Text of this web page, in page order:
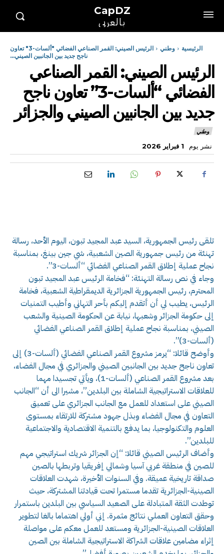
CapDZ
بالعربي
الرئيسية وطني
الرئيس الصيني: القمر الصناعي الفضائي "ألسات-3" تعاون
ناجح جديد بين الجانبين الصيني...
الرئيس الصيني: القمر الصناعي
الفضائي “ألسات-3” تعاون ناجح
جديد بين الجانبين الصيني والجزائر
وطني
نشر يوم 1 فبراير 2026
تلقى رئيس الجمهورية، السيد عبد المجيد تبون، اليوم الأحد، رسالة
تهنئة من رئيس جمهورية الصين الشعبية، شي جين بينغ، بمناسبة
نجاح عملية إطلاق القمر الصناعي الفضائي “ألسات-3”.
وجاء في نص رسالة التهنئة: “فخامة الرئيس عبد المجيد تبون
المحترم، رئيس الجمهورية الجزائرية الديمقراطية الشعبية، فخامة
الرئيس، يطيب لي أن أتقدم إليكم بأحر التهاني وأطيب التمنيات
إلى حكومة الجزائر وشعبها، نيابة عن الحكومة الصينية والشعب
الصيني، بمناسبة نجاح عملية إطلاق القمر الصناعي الفضائي
(ألسات-3)”.
وأوضح قائلا: “يرمز مشروع القمر الصناعي الفضائي (ألسات-3) إلى
تعاون ناجح جديد بين الجانبين الصيني والجزائري في مجال الفضاء،
بعد مشروع القمر الصناعي (ألسات-1)، ويأتي تجسيدا مهما
للعلاقات الاستراتيجية الشاملة بين البلدين”، مشيرا الى أن “الجانب
الصيني على استعداد للعمل مع الجانب الجزائري على تعميق
التعاون في مجال الفضاء وبذل جهود مشتركة للارتقاء بمستوى
العلوم والتكنولوجيا، بما يدفع بالتنمية الاقتصادية والاجتماعية
للبلدين”.
وأضاف الرئيس الصيني قائلا: “إن الجزائر شريك استراتيجي مهم
للصين في منطقة غربي آسيا وشمالي إفريقيا وتربطها بالصين
صداقة تاريخية عميقة. وفي السنوات الأخيرة، شهدت العلاقات
الصينية-الجزائرية تقدما مستمرا تحت قيادتنا المشتركة، حيث
توطدت الثقة المتبادلة على الصعيد السياسي بين البلدين باستمرار
وحقق التعاون العملي نتائج مثمرة. إني أولي اهتماما بالغا لتطوير
العلاقات الصينية-الجزائرية ومستعد للعمل معكم على مواصلة
إثراء مضامين علاقات الشراكة الاستراتيجية الشاملة بين الصين